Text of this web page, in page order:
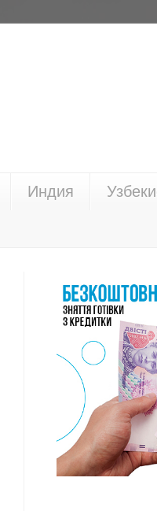
Индия